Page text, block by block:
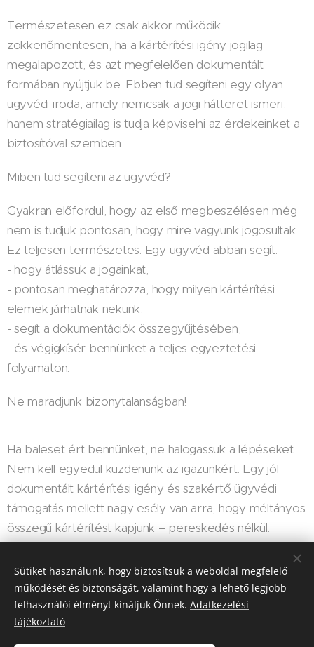
Természetesen ez csak akkor működik
zökkenőmentesen, ha a kártérítési igény jogilag
megalapozott, és azt megfelelően dokumentált
formában nyújtjuk be. Ebben tud segíteni egy olyan
ügyvédi iroda, amely nemcsak a jogi hátteret ismeri,
hanem stratégiailag is tudja képviselni az érdekeinket a
biztosítóval szemben.
Miben tud segíteni az ügyvéd?
Gyakran előfordul, hogy az első megbeszélésen még
nem is tudjuk pontosan, hogy mire vagyunk jogosultak.
Ez teljesen természetes. Egy ügyvéd abban segít:
- hogy átlássuk a jogainkat,
- pontosan meghatározza, hogy milyen kártérítési
elemek járhatnak nekünk,
- segít a dokumentációk összegyűjtésében,
- és végigkísér bennünket a teljes egyeztetési
folyamaton.
Ne maradjunk bizonytalanságban!
Ha baleset ért bennünket, ne halogassuk a lépéseket.
Nem kell egyedül küzdenünk az igazunkért. Egy jól
dokumentált kártérítési igény és szakértő ügyvédi
támogatás mellett nagy esély van arra, hogy méltányos
összegű kártérítést kapjunk – pereskedés nélkül.
Sütiket használunk, hogy biztosítsuk a weboldal megfelelő
működését és biztonságát, valamint hogy a lehető legjobb
felhasználói élményt kínáljuk Önnek. Adatkezelési
tájékoztató